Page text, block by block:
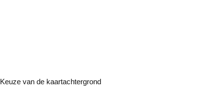
Keuze van de kaartachtergrond